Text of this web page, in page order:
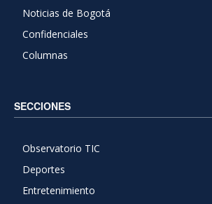
Noticias de Bogotá
Confidenciales
Columnas
SECCIONES
Observatorio TIC
Deportes
Entretenimiento